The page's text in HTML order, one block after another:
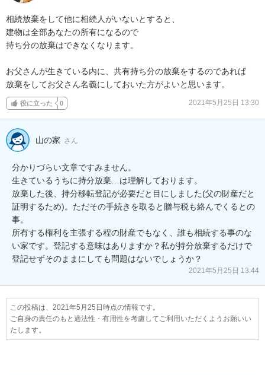
相続放棄をして他に相続人がいないとすると、
建物は全部あなたの所有になるので
持ち分の放棄はできなくなります。
お父さんが生きている内に、共有持ち分の放棄をするのであれば
放棄をしてお父さん名義にしておいた方がよいと思います。
役に立った 0 2021年5月25日 13:30
山の家 さん
分かりづらい文章ですみません。
生きているうちに持分放棄…は理解しております。
放棄した後、持分移転登記が必要だと目にしました(父の財産だと
証明するため)。ただその手続きを取ると贈与税も絡んでくるとの
事。
所有する権利を主張する程の財産でもなく、誰も相続する事のな
い家です。登記する意味はありますか？私が持分放棄するだけで
登記せずそのままにしても問題はないでしょうか？
2021年5月25日 13:44
この投稿は、2021年5月25日時点の情報です。
ご自身の責任のもと適法性・有用性を考慮してご利用いただくようお願いい
たします。